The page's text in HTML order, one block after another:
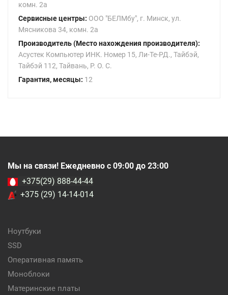
комн. 2а
Сервисные центры: ООО "БЕЛМбу", г. Минск, ул.
Мясникова 34, комн. 2а
Производитель (Место нахождения производителя):
Асустек Компьютер ИНК. Номер 15, Ли-Те-РД., Тайбэй,
Тайбэй 112, Тайвань, Р. О. С.
Гарантия, месяцы: 12
Мы на связи! Ежедневно с 09:00 до 23:00
+375(29) 888-44-44
+375 (29) 14-14-014
Ноутбуки
SSD
Оперативная память
Моноблоки
Материнские платы